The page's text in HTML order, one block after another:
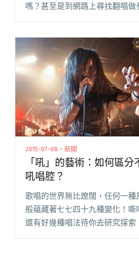
嗎？甚至是到網路上尋找翻唱做
做的還不夠！ 回想起來，電視
通過試唱的選手，每一集閱讀全
首歌？「錄音」絕對是必經之路
2015-07-08・新聞
「吼」的藝術：如何區
吼唱腔？
歌唱的世界無比遼闊，任何一種
般蘊藏著七七四十九種變化！嘶
還有好幾種唱法待你去研究探索
心中怒氣值爆表的你究竟要選擇